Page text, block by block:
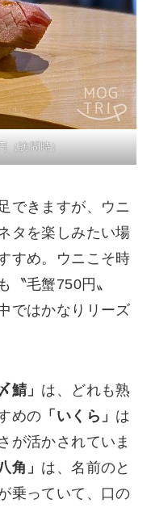
訪問時）
できますが、ウニ
タを楽しみたい場
すめ。ウニこそ時
〝毛蟹750円〟
ではかなりリーズ
鯖」 は、どれも熟
めの 「いくら」 は
が活かされていま
角」 は、名前のと
乗っていて、口の